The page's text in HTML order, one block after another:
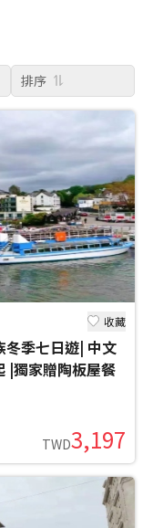
排序
收藏
季七日遊| 中文
|獨家贈陶板屋餐
TWD3,197